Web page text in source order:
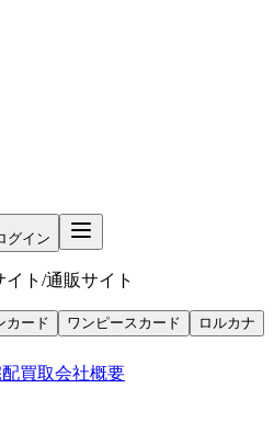
グイン
イト/通販サイト
カード ワンピースカード
ロルカナ
買取会社概要